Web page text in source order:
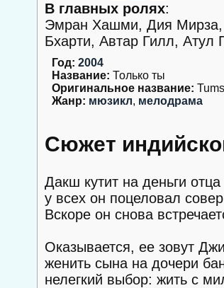
В главных ролях:
Эмран Хашми, Дия Мирза,
Бхарти, Автар Гилл, Атул
Год: 2004
Название: Только ты
Оригинальное название:
Жанр: мюзикл, мелодрама
Сюжет
Дакш кутит на деньги
у всех он поцеловал
Вскоре он снова
Оказывается, ее зовут
женить сына на дочери
нелегкий выбор: жить с